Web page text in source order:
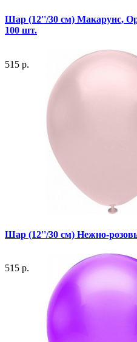
Шар (12''/30 см) Макарунс,
100 шт.
515 р.
Шар (12''/30 см) Нежно-
515 р.